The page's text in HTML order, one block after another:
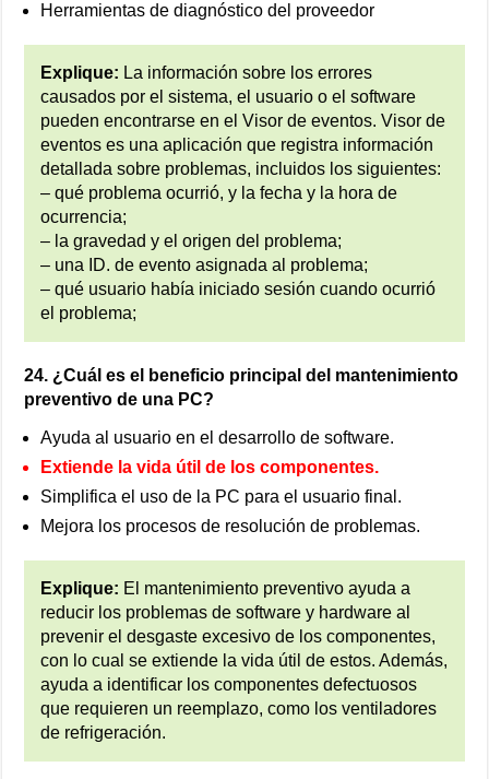
Herramientas de diagnóstico del proveedor
Explique: La información sobre los errores
causados por el sistema, el usuario o el software
pueden encontrarse en el Visor de eventos. Visor de
eventos es una aplicación que registra información
detallada sobre problemas, incluidos los siguientes:
– qué problema ocurrió, y la fecha y la hora de
ocurrencia;
– la gravedad y el origen del problema;
– una ID. de evento asignada al problema;
– qué usuario había iniciado sesión cuando ocurrió
el problema;
24. ¿Cuál es el beneficio principal del mantenimiento
preventivo de una PC?
Ayuda al usuario en el desarrollo de software.
Extiende la vida útil de los componentes.
Simplifica el uso de la PC para el usuario final.
Mejora los procesos de resolución de problemas.
Explique: El mantenimiento preventivo ayuda a
reducir los problemas de software y hardware al
prevenir el desgaste excesivo de los componentes,
con lo cual se extiende la vida útil de estos. Además,
ayuda a identificar los componentes defectuosos
que requieren un reemplazo, como los ventiladores
de refrigeración.